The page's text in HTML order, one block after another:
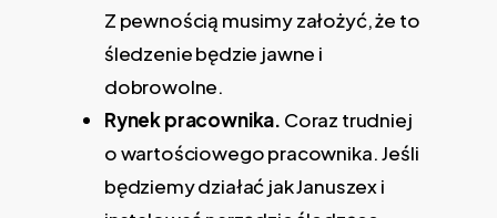
Z pewnością musimy założyć, że to
śledzenie będzie jawne i
dobrowolne.
Rynek pracownika. Coraz trudniej
o wartościowego pracownika. Jeśli
będziemy działać jak Januszex i